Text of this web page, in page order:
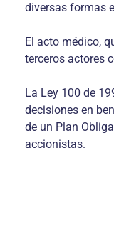
diversas formas
El acto médico,
terceros actores
La Ley 100 de
decisiones en
de un Plan
accionistas.